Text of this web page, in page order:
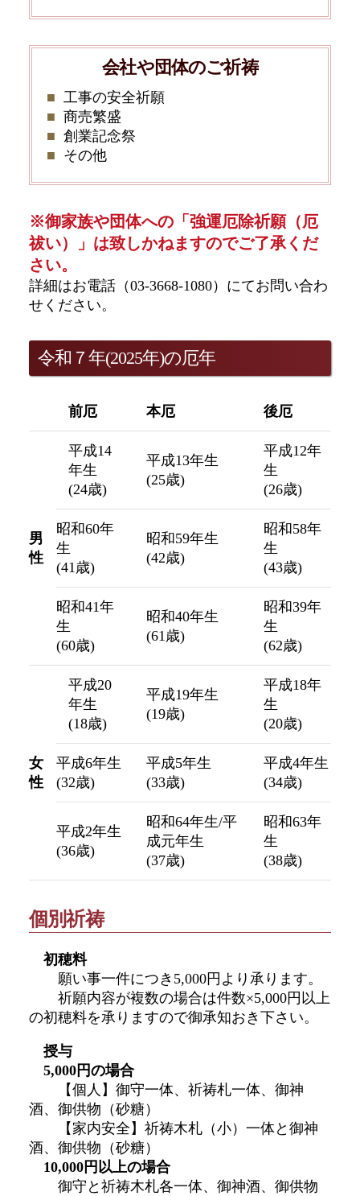
会社や団体のご祈祷
工事の安全祈願
商売繁盛
創業記念祭
その他
※御家族や団体への「強運厄除祈願（厄
祓い）」は致しかねますのでご了承くだ
さい。
詳細はお電話（03-3668-1080）にてお問い合わ
せください。
令和７年(2025年)の厄年
前厄 本厄 後厄
男
性
平成14
年生
(24歳)
平成13年生
(25歳)
平成12年
生
(26歳)
昭和60年
生
(41歳)
昭和59年生
(42歳)
昭和58年
生
(43歳)
昭和41年
生
(60歳)
昭和40年生
(61歳)
昭和39年
生
(62歳)
女
性
平成20
年生
(18歳)
平成19年生
(19歳)
平成18年
生
(20歳)
平成6年生
(32歳)
平成5年生
(33歳)
平成4年生
(34歳)
平成2年生
(36歳)
昭和64年生/平
成元年生
(37歳)
昭和63年
生
(38歳)
個別祈祷
初穂料
願い事一件につき5,000円より承ります。
祈願内容が複数の場合は件数×5,000円以上
の初穂料を承りますので御承知おき下さい。
授与
5,000円の場合
【個人】御守一体、祈祷札一体、御神
酒、御供物（砂糖）
【家内安全】祈祷木札（小）一体と御神
酒、御供物（砂糖）
10,000円以上の場合
御守と祈祷木札各一体、御神酒、御供物